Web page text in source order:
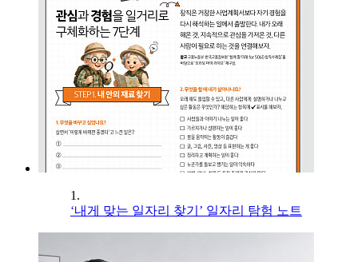
1.
‘내게 맞는 일자리 찾기’ 일자리 탐험 노트